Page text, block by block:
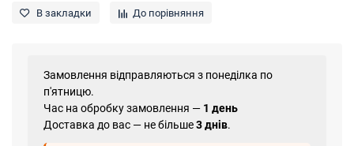
В закладки До порівняння
Замовлення відправляються з понеділка по
п'ятницю.
Час на обробку замовлення — 1 день
Доставка до вас — не більше3 днів.